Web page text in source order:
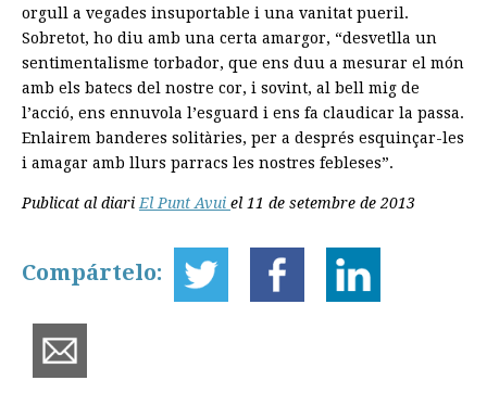
orgull a vegades insuportable i una vanitat pueril.
Sobretot, ho diu amb una certa amargor, “desvetlla un
sentimentalisme torbador, que ens duu a mesurar el món
amb els batecs del nostre cor, i sovint, al bell mig de
l’acció, ens ennuvola l’esguard i ens fa claudicar la passa.
Enlairem banderes solitàries, per a després esquinçar-les
i amagar amb llurs parracs les nostres febleses”.
Publicat al diari El Punt Avui el 11 de setembre de 2013
Compártelo: